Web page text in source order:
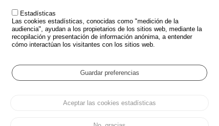
POLÍTICA DE SEGURIDAD VIAL
Outils
EVENTOS
GLOSARIO
Cookie settings
Protección de datos y CookiesAdministrar las cookies
Estadísticas
Las cookies estadísticas, conocidas como "medición de la
audiencia", ayudan a los propietarios de los sitios web, mediante la
recopilación y presentación de información anónima, a entender
cómo interactúan los visitantes con los sitios web.
Guardar preferencias
Aceptar las cookies estadísticas